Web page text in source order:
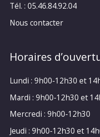
Tél. : 05.46.84.92.04
Nous contacter
Horaires
Lundi : 9h00-12h30 et
Mardi : 9h00-12h30 et
Mercredi : 9h00-12h30
Jeudi : 9h00-12h30 et